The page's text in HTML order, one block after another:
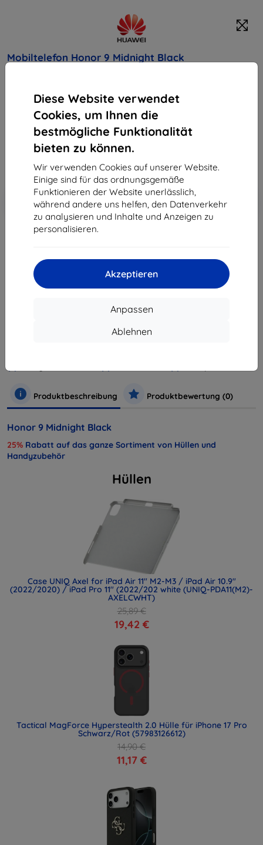
Diese Website verwendet
Cookies, um Ihnen die
bestmögliche Funktionalität
bieten zu können.
Wir verwenden Cookies auf unserer Website.
Einige sind für das ordnungsgemäße
Funktionieren der Website unerlässlich,
während andere uns helfen, den Datenverkehr
zu analysieren und Inhalte und Anzeigen zu
personalisieren.
Akzeptieren
Anpassen
Ablehnen
Mobiltelefon Honor 9 Midnight Black
Rabatt
auf sämtliches Zubehör dafür!
387,90 €
349,11 €
ohne MWSt 293,37 €
-10%
Rabatt mit Gutschein
EXTRA10
Warenkorb
ausverkauft
Produktbeschreibung Produktbewertung (0)
Honor 9 Midnight Black
25% Rabatt auf das ganze Sortiment von Hüllen und
Handyzubehör
Hüllen
Case UNIQ Axel for iPad Air 11" M2-M3 / iPad Air 10.9"
(2022/2020) / iPad Pro 11" (2022/202 white (UNIQ-PDA11(M2)-
AXELCWHT)
25,89 €
19,42 €
Tactical MagForce Hyperstealth 2.0 Hülle für iPhone 17 Pro
Schwarz/Rot (57983126612)
14,90 €
11,17 €